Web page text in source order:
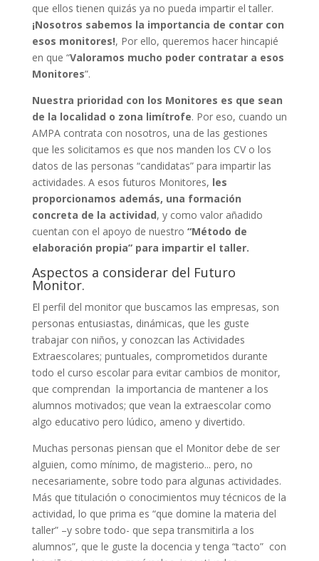
que ellos tienen quizás ya no pueda impartir el taller.
¡Nosotros sabemos la importancia de contar con
esos monitores!, Por ello, queremos hacer hincapié
en que “Valoramos mucho poder contratar a esos
Monitores”.
Nuestra prioridad con los Monitores es que sean
de la localidad o zona limítrofe. Por eso, cuando un
AMPA contrata con nosotros, una de las gestiones
que les solicitamos es que nos manden los CV o los
datos de las personas “candidatas” para impartir las
actividades. A esos futuros Monitores, les
proporcionamos además, una formación
concreta de la actividad, y como valor añadido
cuentan con el apoyo de nuestro “Método de
elaboración propia” para impartir el taller.
Aspectos a considerar del Futuro
Monitor.
El perfil del monitor que buscamos las empresas, son
personas entusiastas, dinámicas, que les guste
trabajar con niños, y conozcan las Actividades
Extraescolares; puntuales, comprometidos durante
todo el curso escolar para evitar cambios de monitor,
que comprendan la importancia de mantener a los
alumnos motivados; que vean la extraescolar como
algo educativo pero lúdico, ameno y divertido.
Muchas personas piensan que el Monitor debe de ser
alguien, como mínimo, de magisterio... pero, no
necesariamente, sobre todo para algunas actividades.
Más que titulación o conocimientos muy técnicos de la
actividad, lo que prima es “que domine la materia del
taller” –y sobre todo- que sepa transmitirla a los
alumnos”, que le guste la docencia y tenga “tacto” con